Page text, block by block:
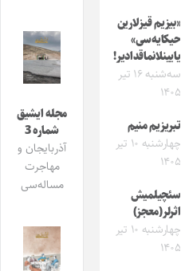
«بیزیم قیزلارین
حیکایه‌سی»
یایینلانماقدادیر!
سه‌شنبه ۱۶ تیر
۱۴۰۵
تبریزیم منیم
چهارشنبه ۱۰ تیر
۱۴۰۵
سئچیلمیش
اثرلر(معجز)
چهارشنبه ۱۰ تیر
۱۴۰۵
مجله ایشیق
شماره 3
آذربایجان و
مهاجرت
مساله‌سی